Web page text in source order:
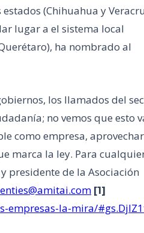
(Chihuahua y
lugar a el sistema local
ha nombrado al
los llamados del
no vemos que esto
como empresa, aprovechar
marca la ley. Para
presidente de la Asociación
[1]
empresas-la-mira/